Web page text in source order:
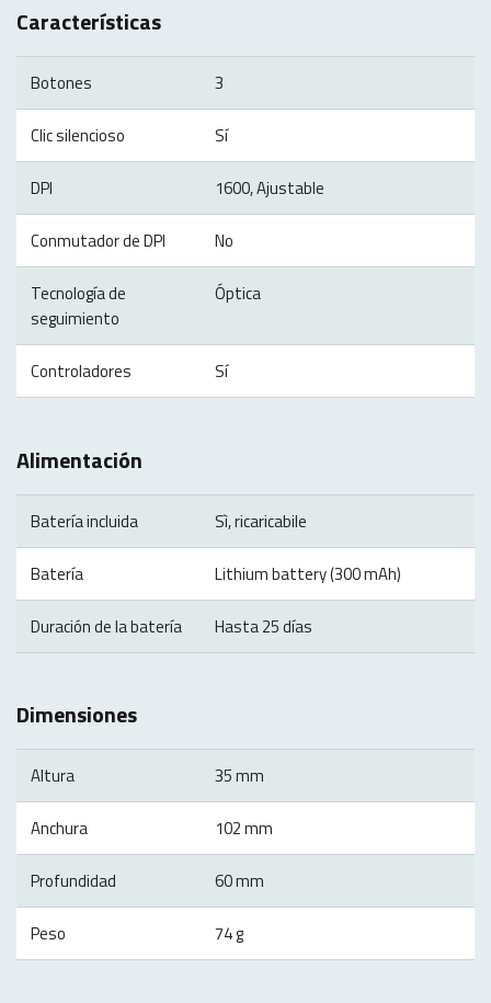
Características
Botones 3
Clic silencioso Sí
DPI 1600, Ajustable
Conmutador de DPI No
Tecnología de
seguimiento
Óptica
Controladores Sí
Alimentación
Batería incluida Sì, ricaricabile
Batería Lithium battery (300 mAh)
Duración de la batería Hasta 25 días
Dimensiones
Altura 35 mm
Anchura 102 mm
Profundidad 60 mm
Peso 74 g